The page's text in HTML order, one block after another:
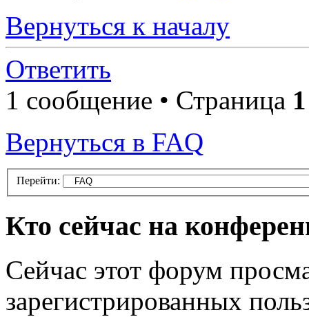
Вернуться к началу
Ответить
1 сообщение • Страница 1
Вернуться в FAQ
Перейти:
Кто сейчас на
Сейчас этот форум
зарегистрированных